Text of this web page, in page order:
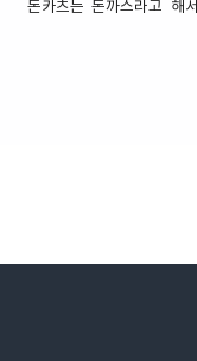
~ '양배추볶음 만들기' 1.
락 * 돼지고기는 아무거
돈카츠는 돈까스라고 해
루를 묻혀서 짧게 튀겨낸
않았는데요. 먹어보면 지
고생을 새까맣게 잊을만
요. 저도 완벽하게 마스터(